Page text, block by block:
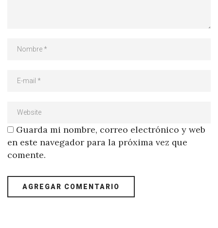
Guarda mi nombre, correo electrónico y web
en este navegador para la próxima vez que
comente.